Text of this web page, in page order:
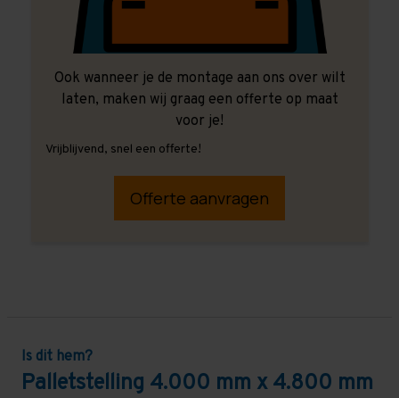
Ook wanneer je de montage aan ons over wilt
laten, maken wij graag een offerte op maat
voor je!
Vrijblijvend, snel een offerte!
Offerte aanvragen
Is dit hem?
Palletstelling 4.000 mm x 4.800 mm